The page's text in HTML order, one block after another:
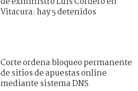
Vitacura: hay 5 detenidos
Corte ordena bloqueo permanente
de sitios de apuestas online
mediante sistema DNS